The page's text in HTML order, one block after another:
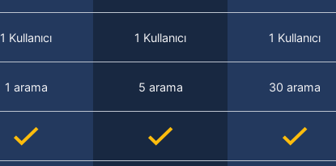
1 Kullanıcı 1 Kullanıcı 1 Kullanıcı
1 arama 5 arama 30 arama